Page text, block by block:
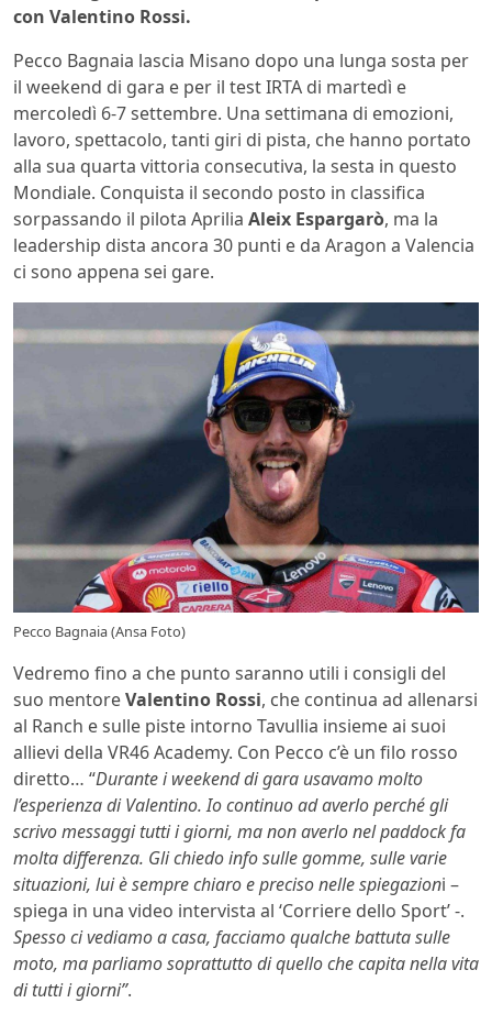
con Valentino Rossi.
Pecco Bagnaia lascia Misano dopo una lunga sosta per
il weekend di gara e per il test IRTA di martedì e
mercoledì 6-7 settembre. Una settimana di emozioni,
lavoro, spettacolo, tanti giri di pista, che hanno portato
alla sua quarta vittoria consecutiva, la sesta in questo
Mondiale. Conquista il secondo posto in classifica
sorpassando il pilota Aprilia Aleix Espargarò, ma la
leadership dista ancora 30 punti e da Aragon a Valencia
ci sono appena sei gare.
Pecco Bagnaia (Ansa Foto)
Vedremo fino a che punto saranno utili i consigli del
suo mentoreValentino Rossi, che continua ad allenarsi
al Ranch e sulle piste intorno Tavullia insieme ai suoi
allievi della VR46 Academy. Con Pecco c’è un filo rosso
diretto… “Durante i weekend di gara usavamo molto
l’esperienza di Valentino. Io continuo ad averlo perché gli
scrivo messaggi tutti i giorni, ma non averlo nel paddock fa
molta differenza. Gli chiedo info sulle gomme, sulle varie
situazioni, lui è sempre chiaro e preciso nelle spiegazioni –
spiega in una video intervista al ‘Corriere dello Sport’ -.
Spesso ci vediamo a casa, facciamo qualche battuta sulle
moto, ma parliamo soprattutto di quello che capita nella vita
di tutti i giorni”.